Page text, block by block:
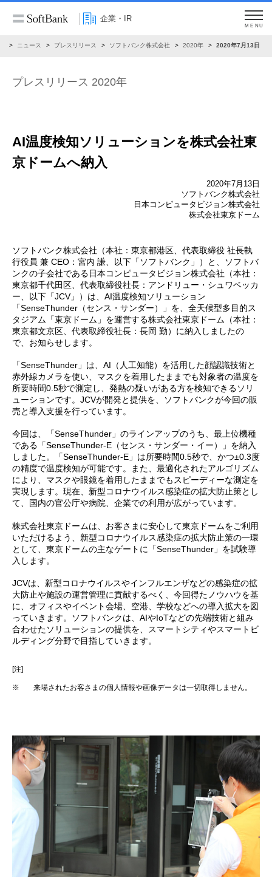
企業・IR
MENU
ニュース プレスリリース ソフトバンク株式会社 2020年 2020年7月13日
プレスリリース 2020年
AI温度検知ソリューションを株式会社東
京ドームへ納入
2020年7月13日
ソフトバンク株式会社
日本コンピュータビジョン株式会社
株式会社東京ドーム
ソフトバンク株式会社（本社：東京都港区、代表取締役 社長執
行役員 兼 CEO：宮内 謙、以下「ソフトバンク」）と、ソフトバ
ンクの子会社である日本コンピュータビジョン株式会社（本社：
東京都千代田区、代表取締役社長：アンドリュー・シュワベッカ
ー、以下「JCV」）は、AI温度検知ソリューション
「SenseThunder（センス・サンダー）」を、全天候型多目的ス
タジアム「東京ドーム」を運営する株式会社東京ドーム（本社：
東京都文京区、代表取締役社長：長岡 勤）に納入しましたの
で、お知らせします。
「SenseThunder」は、AI（人工知能）を活用した顔認識技術と
赤外線カメラを使い、マスクを着用したままでも対象者の温度を
所要時間0.5秒で測定し、発熱の疑いがある方を検知できるソリ
ューションです。JCVが開発と提供を、ソフトバンクが今回の販
売と導入支援を行っています。
今回は、「SenseThunder」のラインアップのうち、最上位機種
である「SenseThunder-E（センス・サンダー・イー）」を納入
しました。「SenseThunder-E」は所要時間0.5秒で、かつ±0.3度
の精度で温度検知が可能です。また、最適化されたアルゴリズム
により、マスクや眼鏡を着用したままでもスピーディーな測定を
実現します。現在、新型コロナウイルス感染症の拡大防止策とし
て、国内の官公庁や病院、企業での利用が広がっています。
株式会社東京ドームは、お客さまに安心して東京ドームをご利用
いただけるよう、新型コロナウイルス感染症の拡大防止策の一環
として、東京ドームの主なゲートに「SenseThunder」を試験導
入します。
JCVは、新型コロナウイルスやインフルエンザなどの感染症の拡
大防止や施設の運営管理に貢献するべく、今回得たノウハウを基
に、オフィスやイベント会場、空港、学校などへの導入拡大を図
っていきます。ソフトバンクは、AIやIoTなどの先端技術と組み
合わせたソリューションの提供を、スマートシティやスマートビ
ルディング分野で目指していきます。
[注]
※ 来場されたお客さまの個人情報や画像データは一切取得しません。